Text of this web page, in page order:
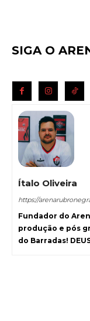
SIGA O
Ítalo Oliveira
https://
Fundador do
produção e pós
do Barradas!